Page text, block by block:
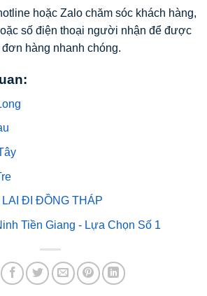
hoặc Zalo chăm sóc khách hàng,
số điện thoại người nhận để được
hàng nhanh chóng.
ĐI ĐỒNG THÁP
Tiền Giang - Lựa Chọn Số 1